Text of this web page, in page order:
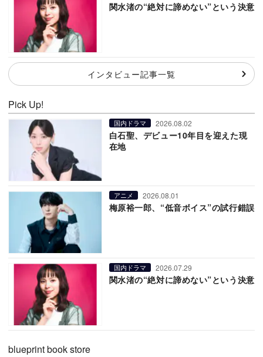
関水渚の“絶対に諦めない”という決意
インタビュー記事一覧
Pick Up!
国内ドラマ 2026.08.02
白石聖、デビュー10年目を迎えた現
在地
アニメ 2026.08.01
梅原裕一郎、“低音ボイス”の試行錯誤
国内ドラマ 2026.07.29
関水渚の“絶対に諦めない”という決意
blueprint book store